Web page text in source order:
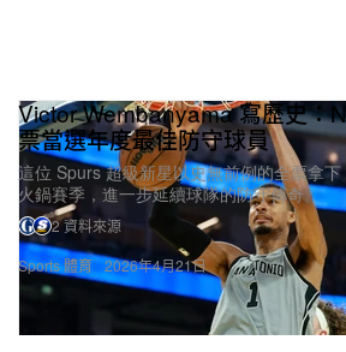
Sports 體育
Victor Wembanyama 寫歷史：
票當選年度最佳防守球員
這位 Spurs 超級新星以史無前例的全票拿
火鍋賽季，進一步延續球隊的防守傳奇。
2 資料來源
2026年4月21日